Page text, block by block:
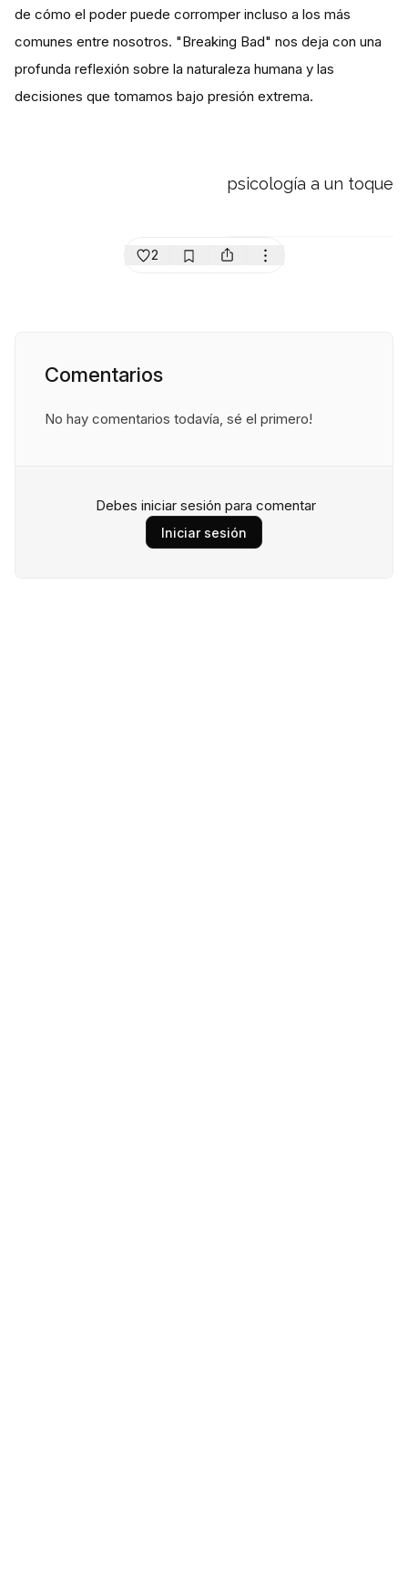
de cómo el poder puede corromper incluso a los más
comunes entre nosotros. "Breaking Bad" nos deja con una
profunda reflexión sobre la naturaleza humana y las
decisiones que tomamos bajo presión extrema.
psicología a un toque
2
Comentarios
No hay comentarios todavía, sé el primero!
Debes iniciar sesión para comentar
Iniciar sesión